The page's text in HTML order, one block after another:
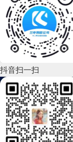
2022年7月(111)
2022年6月(162)
2022年5月(143)
2022年4月(86)
2022年3月(119)
2022年2月(53)
2022年1月(99)
抖音扫一扫